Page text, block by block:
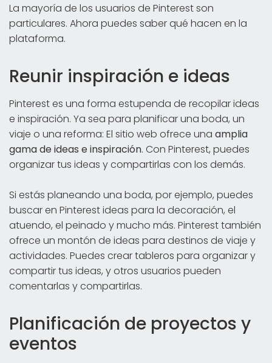
La mayoría de los usuarios de Pinterest son
particulares. Ahora puedes saber qué hacen en la
plataforma.
Reunir inspiración e ideas
Pinterest es una forma estupenda de recopilar ideas
e inspiración. Ya sea para planificar una boda, un
viaje o una reforma: El sitio web ofrece una amplia
gama de ideas e inspiración. Con Pinterest, puedes
organizar tus ideas y compartirlas con los demás.
Si estás planeando una boda, por ejemplo, puedes
buscar en Pinterest ideas para la decoración, el
atuendo, el peinado y mucho más. Pinterest también
ofrece un montón de ideas para destinos de viaje y
actividades. Puedes crear tableros para organizar y
compartir tus ideas, y otros usuarios pueden
comentarlas y compartirlas.
Planificación de proyectos y
eventos